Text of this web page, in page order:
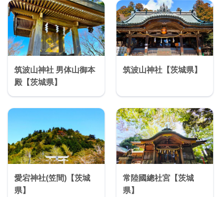
筑波山神社 男体山御本
殿【茨城県】
筑波山神社【茨城県】
愛宕神社(笠間)【茨城
県】
常陸國總社宮【茨城
県】